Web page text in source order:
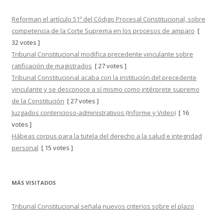
Reforman el artículo 51º del Código Procesal Constitucional, sobre
competencia de la Corte Suprema en los procesos de amparo [
32 votes ]
Tribunal Constitucional modifica precedente vinculante sobre
ratificación de magistrados [ 27 votes ]
Tribunal Constitucional acaba con la institución del precedente
vinculante y se desconoce a sí mismo como intérprete supremo
de la Constitución [ 27 votes ]
Juzgados contencioso-administrativos (Informe y Video) [ 16
votes ]
Hábeas corpus para la tutela del derecho a la salud e integridad
personal [ 15 votes ]
MÁS VISITADOS
Tribunal Constitucional señala nuevos criterios sobre el plazo